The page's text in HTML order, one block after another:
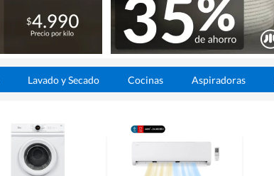
Lavado y Secado Cocinas Aspiradoras